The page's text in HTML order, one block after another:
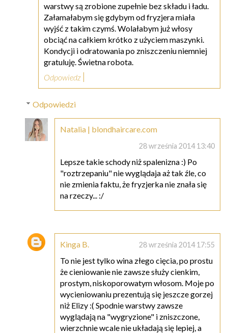
warstwy są zrobione zupełnie bez składu i ładu.
Załamałabym się gdybym od fryzjera miała
wyjść z takim czymś. Wolałabym już włosy
obciąć na całkiem krótko z użyciem maszynki.
Kondycji i odratowania po zniszczeniu niemniej
gratuluję. Świetna robota.
Odpowiedz
Odpowiedzi
Natalia | blondhaircare.com
28 września 2014 13:40
Lepsze takie schody niż spalenizna :) Po
"roztrzepaniu" nie wyglądaja aż tak źle, co
nie zmienia faktu, że fryzjerka nie znała się
na rzeczy... :/
Kinga B. 28 września 2014 17:55
To nie jest tylko wina złego cięcia, po prostu
że cieniowanie nie zawsze służy cienkim,
prostym, niskoporowatym włosom. Moje po
wycieniowaniu prezentują się jeszcze gorzej
niż Elizy :( Spodnie warstwy zawsze
wyglądają na "wygryzione" i zniszczone,
wierzchnie wcale nie układają się lepiej, a